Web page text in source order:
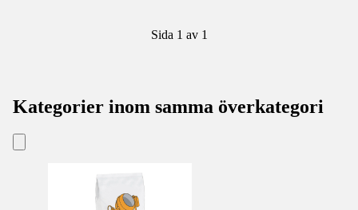
Sida 1 av 1
Kategorier inom samma överkategori